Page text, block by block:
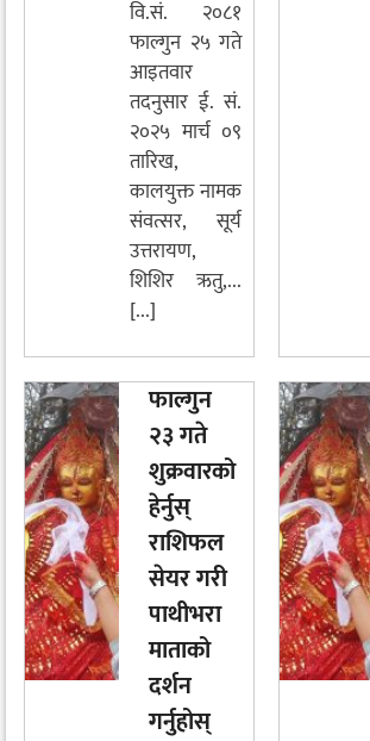
वि.सं. २०८१
फाल्गुन २५ गते
आइतवार
तदनुसार ई. सं.
२०२५ मार्च ०९
तारिख,
कालयुक्त नामक
संवत्सर, सूर्य
उत्तरायण,
शिशिर ऋतु,...
[...]
फाल्गुन
२३ गते
शुक्रवारको
हेर्नुस्
राशिफल
सेयर गरी
पाथीभरा
माताको
दर्शन
गर्नुहोस्